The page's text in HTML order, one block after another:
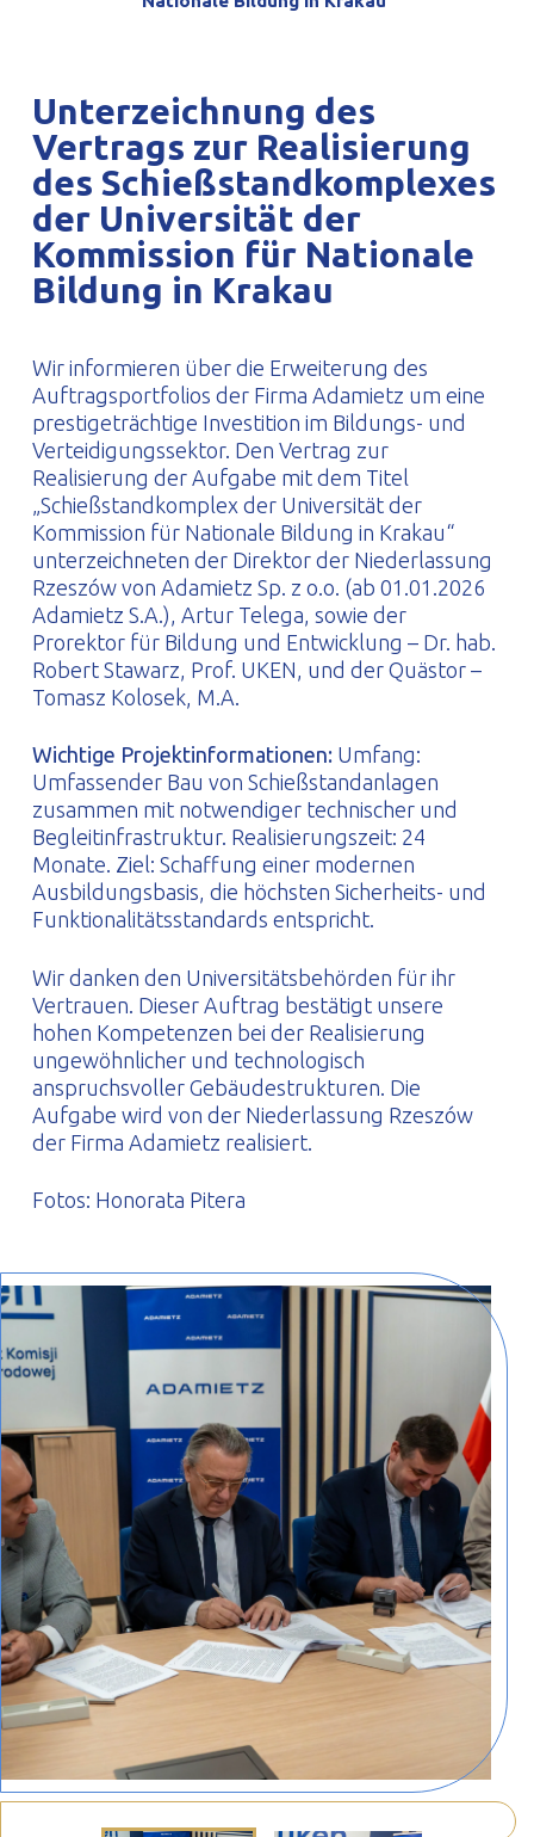
PROFILAR – kaltgeformte Profile
Unterzeichnung des
Vertrags zur Realisierung
des Schießstandkomplexes
der Universität der
Kommission für Nationale
Bildung in Krakau
Wir informieren über die Erweiterung des
Auftragsportfolios der Firma Adamietz um eine
prestigeträchtige Investition im Bildungs- und
Verteidigungssektor. Den Vertrag zur
Realisierung der Aufgabe mit dem Titel
„Schießstandkomplex der Universität der
Kommission für Nationale Bildung in Krakau“
unterzeichneten der Direktor der Niederlassung
Rzeszów von Adamietz Sp. z o.o. (ab 01.01.2026
Adamietz S.A.), Artur Telega, sowie der
Prorektor für Bildung und Entwicklung – Dr. hab.
Robert Stawarz, Prof. UKEN, und der Quästor –
Tomasz Kolosek, M.A.
Wichtige Projektinformationen:Umfang:
Umfassender Bau von Schießstandanlagen
zusammen mit notwendiger technischer und
Begleitinfrastruktur. Realisierungszeit: 24
Monate. Ziel: Schaffung einer modernen
Ausbildungsbasis, die höchsten Sicherheits- und
Funktionalitätsstandards entspricht.
Wir danken den Universitätsbehörden für ihr
Vertrauen. Dieser Auftrag bestätigt unsere
hohen Kompetenzen bei der Realisierung
ungewöhnlicher und technologisch
anspruchsvoller Gebäudestrukturen. Die
Aufgabe wird von der Niederlassung Rzeszów
der Firma Adamietz realisiert.
Fotos: Honorata Pitera